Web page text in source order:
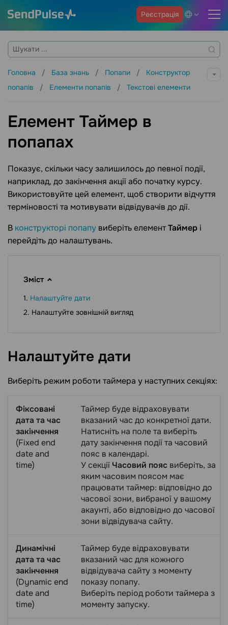
Реєстрація
Головна База знань Попапи
Конструктор
попапів
Елементи попапів Текстові елементи
Елемент Таймер в
попапах
Показує, скільки часу залишилось до певної події,
наприклад, до закінчення акції або початку курсу.
Використовуйте цей елемент, щоб створити відчуття
терміновості та мотивувати відвідувачів до дії.
В конструкторі попапу виберіть елементТаймер і
перейдіть до налаштувань.
Зміст
Налаштуйте дати
Налаштуйте зовнішній вигляд
Налаштуйте дати
Виберіть режим роботи таймера у наступних секціях:
Фіксовані
дата та час
закінчення
(Fixed end
date and
time)
Таймер буде відраховувати
вказаний час до конкретної дати.
Натисніть на поле та виберіть
дату закінчення події та часовий
пояс в календарі.
У секції Часовий пояс виберіть, за
яким часовим поясом має
працювати таймер: відповідно до
часової зони, вибраної у вашому
акаунті, або відповідно до часової
зони відвідувача сайту.
Динамічні
дата та час
закінчення
(Dynamic end
date and
time)
Таймер буде відраховувати
вказаний час для кожного
відвідувача сайту з моменту
показу попапу.
Виберіть період роботи таймера з
моменту запуску.